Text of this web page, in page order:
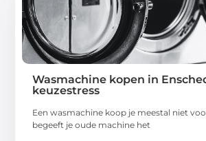
Wasmachine kopen in
keuzestress
Een wasmachine koop je meestal niet
begeeft je oude machine het